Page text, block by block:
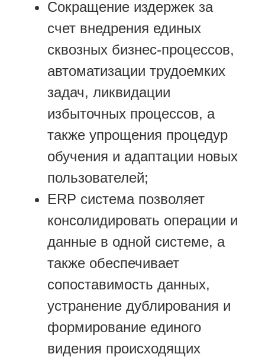
Сокращение издержек за
счет внедрения единых
сквозных бизнес-процессов,
автоматизации трудоемких
задач, ликвидации
избыточных процессов, а
также упрощения процедур
обучения и адаптации новых
пользователей;
ERP система позволяет
консолидировать операции и
данные в одной системе, а
также обеспечивает
сопоставимость данных,
устранение дублирования и
формирование единого
видения происходящих